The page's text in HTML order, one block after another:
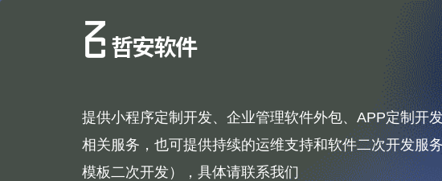
提供小程序定制开发、企业管理软件外包、APP定制开
相关服务，也可提供持续的运维支持和软件二次开发服
模板二次开发），具体请联系我们